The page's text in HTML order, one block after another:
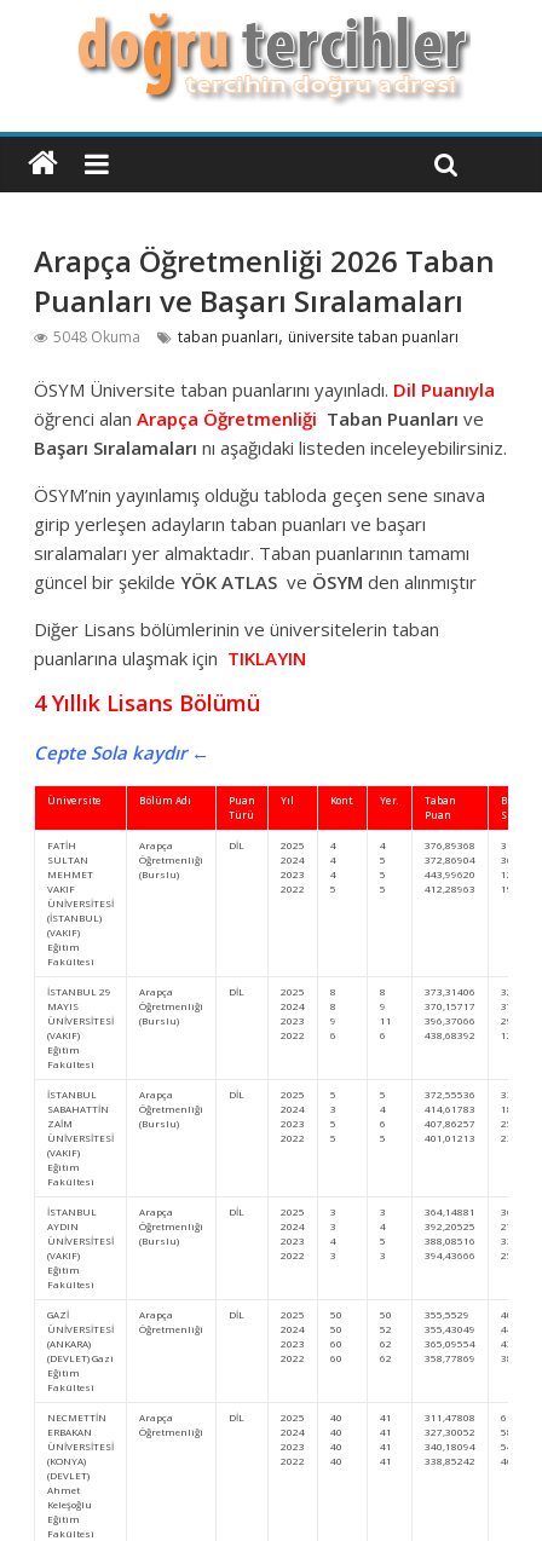
Arapça Öğretmenliği 2026 Taban
Puanları ve Başarı Sıralamaları
5048 Okuma taban puanları, üniversite taban puanları
ÖSYM Üniversite taban puanlarını yayınladı. Dil Puanıyla
öğrenci alanArapça Öğretmenliği Taban Puanları ve
Başarı Sıralamaları nı aşağıdaki listeden inceleyebilirsiniz.
ÖSYM’nin yayınlamış olduğu tabloda geçen sene sınava
girip yerleşen adayların taban puanları ve başarı
sıralamaları yer almaktadır. Taban puanlarının tamamı
güncel bir şekildeYÖK ATLAS ve ÖSYM den alınmıştır
Diğer Lisans bölümlerinin ve üniversitelerin taban
puanlarına ulaşmak için TIKLAYIN
4 Yıllık Lisans Bölümü
Cepte Sola kaydır ←
Üniversite Bölüm Adı
Puan
Türü
Yıl Kont. Yer.
Taban
Puan
Başarı
Sıra
FATİH
SULTAN
MEHMET
VAKIF
ÜNİVERSİTESİ
(İSTANBUL)
(VAKIF)
Eğitim
Fakültesi
Arapça
Öğretmenliği
(Burslu)
DİL
2025
2024
2023
2022
4
4
4
5
4
5
5
5
376,89368
372,86904
443,99620
412,28963
31.100
36.174
12.471
19.658
İSTANBUL 29
MAYIS
ÜNİVERSİTESİ
(VAKIF)
Eğitim
Fakültesi
Arapça
Öğretmenliği
(Burslu)
DİL
2025
2024
2023
2022
8
8
9
6
8
9
11
6
373,31406
370,15717
396,37066
438,68392
32.700
37.413
29.817
12.079
İSTANBUL
SABAHATTİN
ZAİM
ÜNİVERSİTESİ
(VAKIF)
Eğitim
Fakültesi
Arapça
Öğretmenliği
(Burslu)
DİL
2025
2024
2023
2022
5
3
5
5
5
4
6
5
372,55536
414,61783
407,86257
401,01213
33.000
18.919
25.149
23.502
İSTANBUL
AYDIN
ÜNİVERSİTESİ
(VAKIF)
Eğitim
Fakültesi
Arapça
Öğretmenliği
(Burslu)
DİL
2025
2024
2023
2022
3
3
4
3
3
4
5
3
364,14881
392,20525
388,08516
394,43666
36.800
27.752
33.303
25.758
GAZİ
ÜNİVERSİTESİ
(ANKARA)
(DEVLET) Gazi
Eğitim
Fakültesi
Arapça
Öğretmenliği
DİL
2025
2024
2023
2022
50
50
60
60
50
52
62
62
355,5529
355,43049
365,09554
358,77869
40.600
44.349
43.323
38.915
NECMETTİN
ERBAKAN
ÜNİVERSİTESİ
(KONYA)
(DEVLET)
Ahmet
Keleşoğlu
Eğitim
Fakültesi
Arapça
Öğretmenliği
DİL
2025
2024
2023
2022
40
40
40
40
41
41
41
41
311,47808
327,30052
340,18094
338,85242
61.400
58.389
54.586
46.664